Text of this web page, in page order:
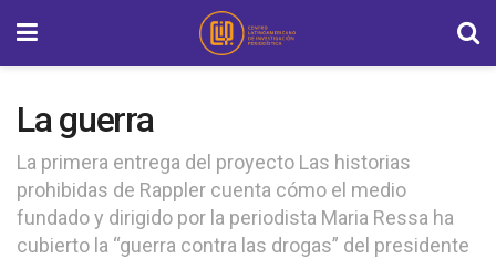
La guerra
La primera entrega del proyecto Las historias
prohibidas de Rappler cuenta cómo el medio
fundado y dirigido por la periodista Maria Ressa ha
cubierto la “guerra contra las drogas” del presidente